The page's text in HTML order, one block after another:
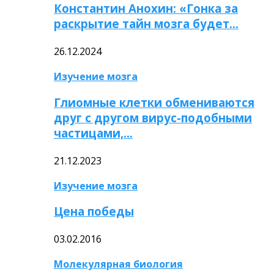
Константин Анохин: «Гонка за
раскрытие тайн мозга будет…
26.12.2024
Изучение мозга
Глиомные клетки обмениваются
друг с другом вирус-подобными
частицами,…
21.12.2023
Изучение мозга
Цена победы
03.02.2016
Молекулярная биология